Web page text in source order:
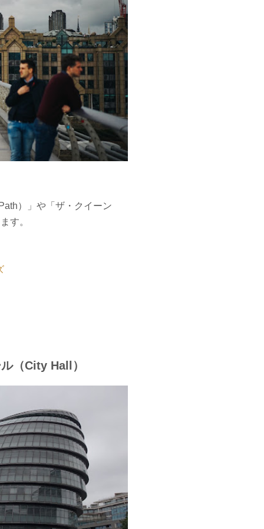
）」や「ザ・クイーン
す。
（City Hall）